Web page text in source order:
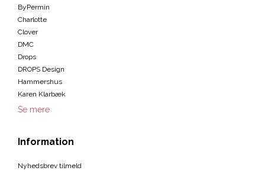
ByPermin
Charlotte
Clover
DMC
Drops
DROPS Design
Hammershus
Karen Klarbæk
Se mere
Information
Nyhedsbrev tilmeld